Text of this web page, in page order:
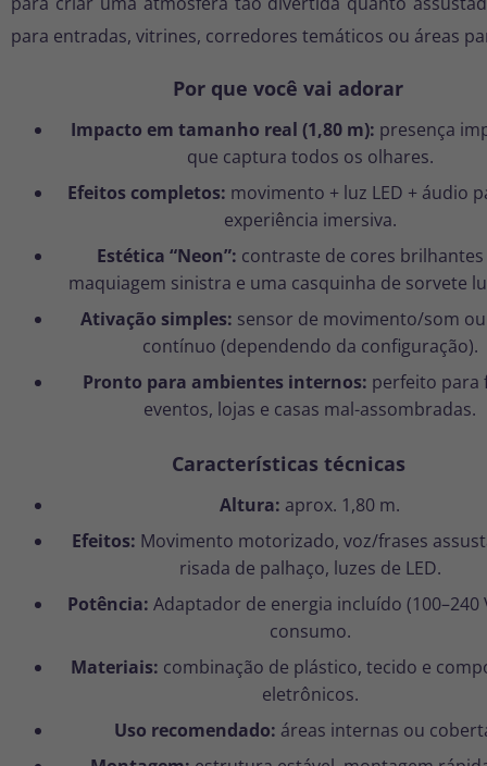
para entradas, vitrines, corredores temáticos ou áreas
Por que você vai adorar
Impacto em tamanho real (1,80 m): presença
que captura todos os olhares.
Efeitos completos: movimento + luz LED + áudio
experiência imersiva.
Estética “Neon”: contraste de cores
maquiagem sinistra e uma casquinha de sorvete
Ativação simples: sensor de movimento/som
contínuo (dependendo da configuração).
Pronto para ambientes internos: perfeito para
eventos, lojas e casas mal-assombradas.
Características técnicas
Altura: aprox. 1,80 m.
Efeitos: Movimento motorizado, voz/frases
risada de palhaço, luzes de LED.
Potência: Adaptador de energia incluído (100–240
consumo.
Materiais: combinação de plástico, tecido e
eletrônicos.
Uso recomendado: áreas internas ou